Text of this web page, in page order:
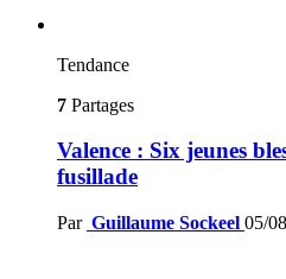
Tendance
7 Partages
Valence : Six jeunes
fusillade
Par Guillaume Sockeel 05/